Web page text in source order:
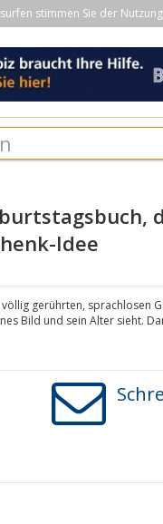
stimmen Sie der
Idee
gerührten, sprachlosen
Bild und sein Alter sieht.